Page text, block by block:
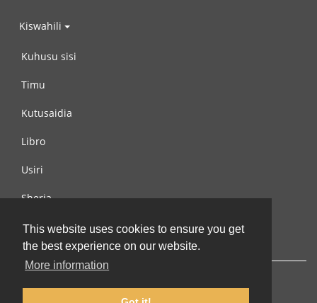
This website uses cookies to ensure you get
the best experience on our website.
More information
Kiswahili
Kuhusu sisi
Timu
Kutusaidia
Libro
Usiri
Sheria
Wasiliana na si